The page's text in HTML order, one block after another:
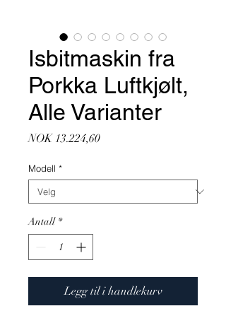
Isbitmaskin fra
Porkka Luftkjølt,
Alle Varianter
NOK 13.224,60Pris
Modell *
Antall *
Legg til i handlekurv